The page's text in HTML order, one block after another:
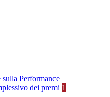
sulla Performance
dei premi 1